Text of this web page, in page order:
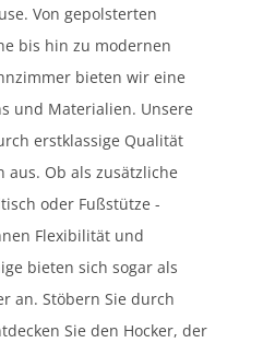
Von gepolsterten
bis hin zu modernen
bieten wir eine
und Materialien. Unsere
erstklassige Qualität
aus. Ob als zusätzliche
oder Fußstütze -
Flexibilität und
bieten sich sogar als
an. Stöbern Sie durch
Sie den Hocker, der